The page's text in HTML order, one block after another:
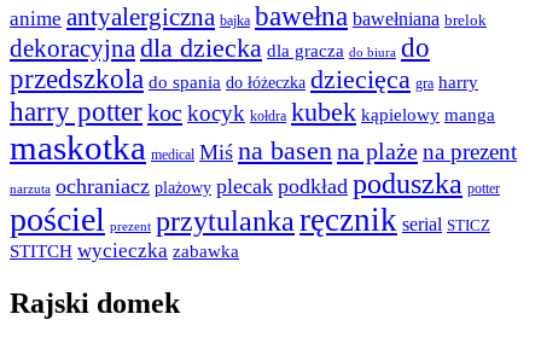
anime antyalergiczna bajka bawełna bawełniana brelok
dekoracyjna dla dziecka dla gracza do biura do
przedszkola do spania do łóżeczka dziecięca gra harry
harry potterkoc kocyk kołdra kubek kąpielowy manga
maskotka medical Miś na basenna plażena prezent
narzuta ochraniacz plażowy plecak podkład poduszka potter
pościel prezent przytulankaręcznik serial STICZ
STITCH wycieczka zabawka
Rajski domek